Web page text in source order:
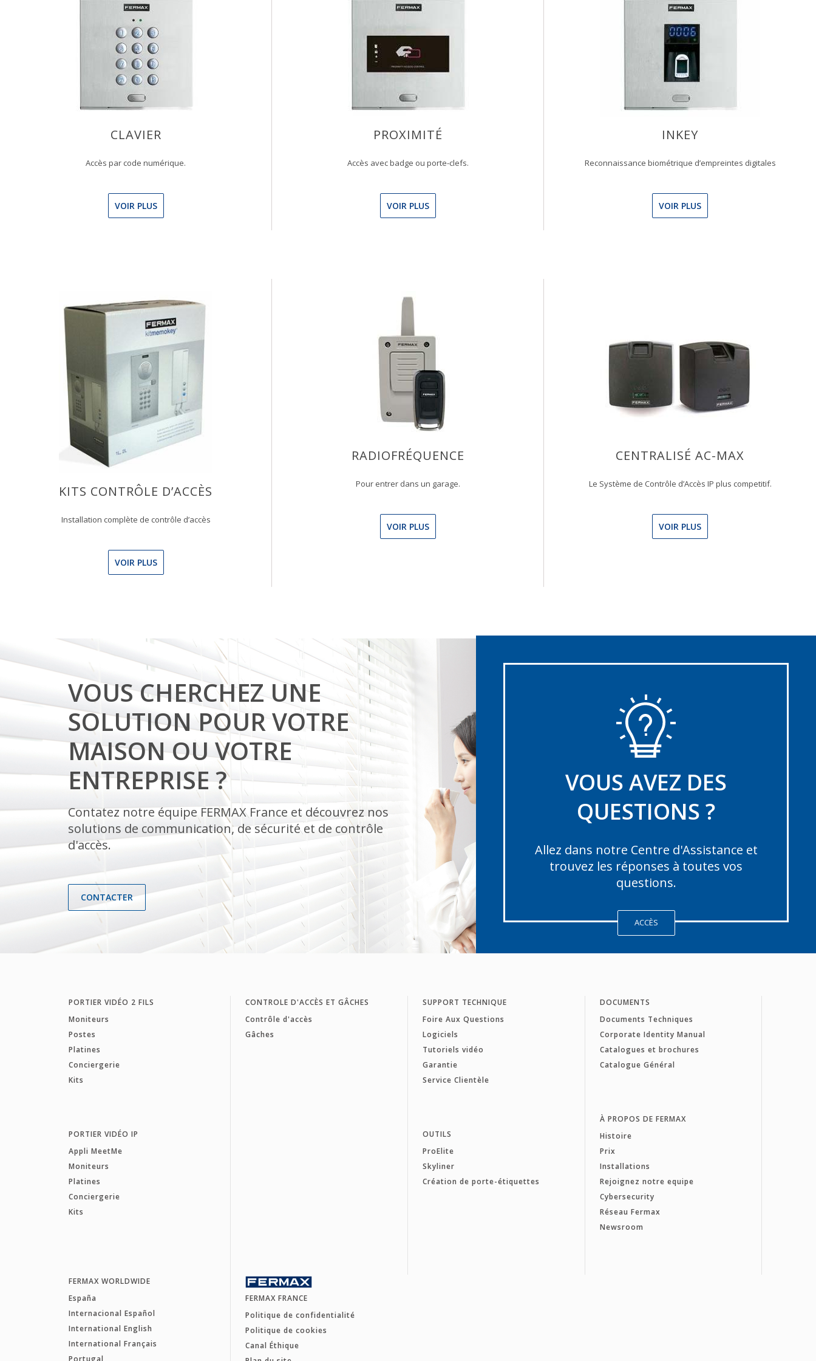
CLAVIER
Accès par code numérique.
VOIR PLUS
PROXIMITÉ
Accès avec badge ou porte-clefs.
VOIR PLUS
INKEY
Reconnaissance biométrique d’empreintes digitales
VOIR PLUS
KITS CONTRÔLE D’ACCÈS
Installation complète de contrôle d’accès
VOIR PLUS
RADIOFRÉQUENCE
Pour entrer dans un garage.
VOIR PLUS
CENTRALISÉ AC-MAX
Le Système de Contrôle d’Accès IP plus competitif.
VOIR PLUS
VOUS CHERCHEZ UNE
SOLUTION POUR VOTRE
MAISON OU VOTRE
ENTREPRISE ?
Contatez notre équipe FERMAX France et découvrez nos
solutions de communication, de sécurité et de contrôle
d'accès.
CONTACTER
VOUS AVEZ DES
QUESTIONS ?
Allez dans notre Centre d'Assistance et
trouvez les réponses à toutes vos
questions.
ACCÈS
PORTIER VIDÉO 2 FILS
Moniteurs
Postes
Platines
Conciergerie
Kits
PORTIER VIDÉO IP
Appli MeetMe
Moniteurs
Platines
Conciergerie
Kits
CONTROLE D'ACCÈS ET GÂCHES
Contrôle d'accès
Gâches
SUPPORT TECHNIQUE
Foire Aux Questions
Logiciels
Tutoriels vidéo
Garantie
Service Clientèle
OUTILS
ProElite
Skyliner
Création de porte-étiquettes
DOCUMENTS
Documents Techniques
Corporate Identity Manual
Catalogues et brochures
Catalogue Général
À PROPOS DE FERMAX
Histoire
Prix
Installations
Rejoignez notre equipe
Cybersecurity
Réseau Fermax
Newsroom
FERMAX WORLDWIDE
España
Internacional Español
International English
International Français
Portugal
FERMAX FRANCE
Politique de confidentialité
Politique de cookies
Canal Éthique